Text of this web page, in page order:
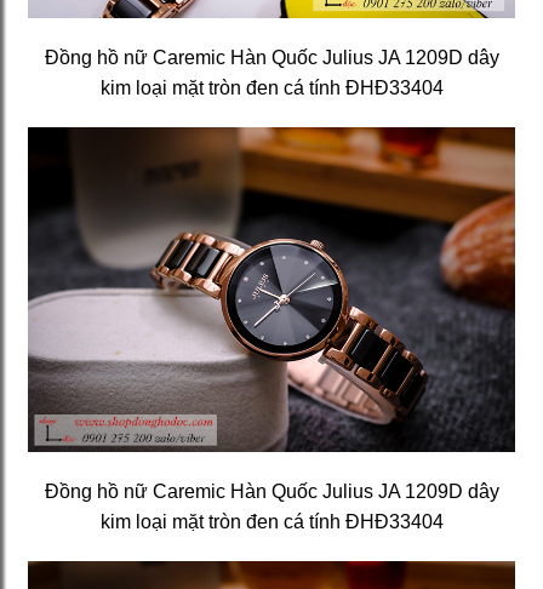
Đồng hồ nữ Caremic Hàn Quốc Julius JA 1209D dây
kim loại mặt tròn đen cá tính ĐHĐ33404
Đồng hồ nữ Caremic Hàn Quốc Julius JA 1209D dây
kim loại mặt tròn đen cá tính ĐHĐ33404